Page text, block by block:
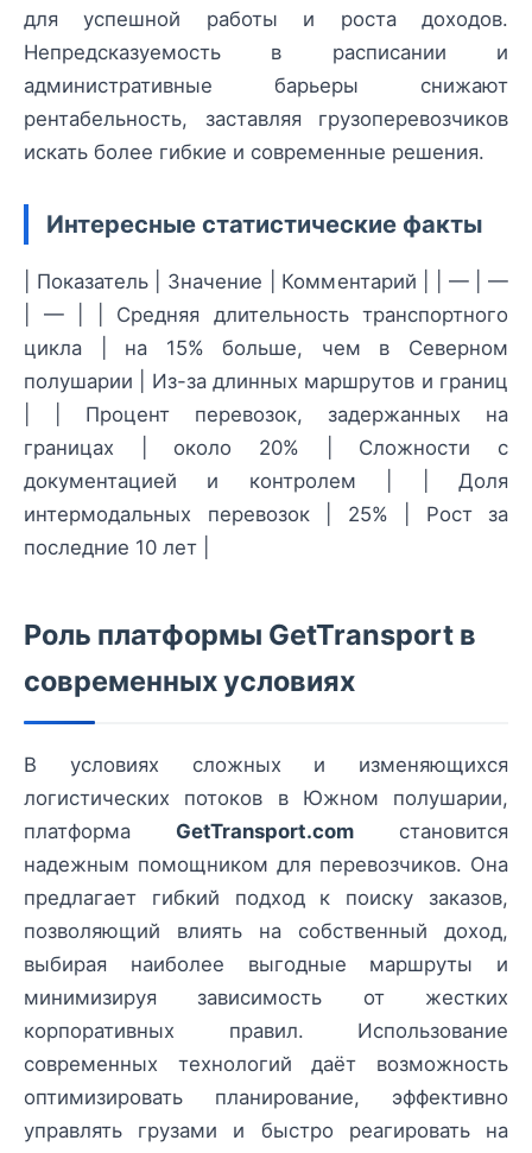
для успешной работы и роста доходов.
Непредсказуемость в расписании и
административные барьеры снижают
рентабельность, заставляя грузоперевозчиков
искать более гибкие и современные решения.
Интересные статистические факты
| Показатель | Значение | Комментарий | | — | —
| — | | Средняя длительность транспортного
цикла | на 15% больше, чем в Северном
полушарии | Из-за длинных маршрутов и границ
| | Процент перевозок, задержанных на
границах | около 20% | Сложности с
документацией и контролем | | Доля
интермодальных перевозок | 25% | Рост за
последние 10 лет |
Роль платформы GetTransport в
современных условиях
В условиях сложных и изменяющихся
логистических потоков в Южном полушарии,
платформа GetTransport.com становится
надежным помощником для перевозчиков. Она
предлагает гибкий подход к поиску заказов,
позволяющий влиять на собственный доход,
выбирая наиболее выгодные маршруты и
минимизируя зависимость от жестких
корпоративных правил. Использование
современных технологий даёт возможность
оптимизировать планирование, эффективно
управлять грузами и быстро реагировать на